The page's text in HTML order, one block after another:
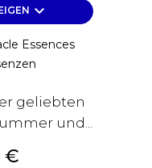
keyboard_arrow_down
Essences
geliebten
und...
€